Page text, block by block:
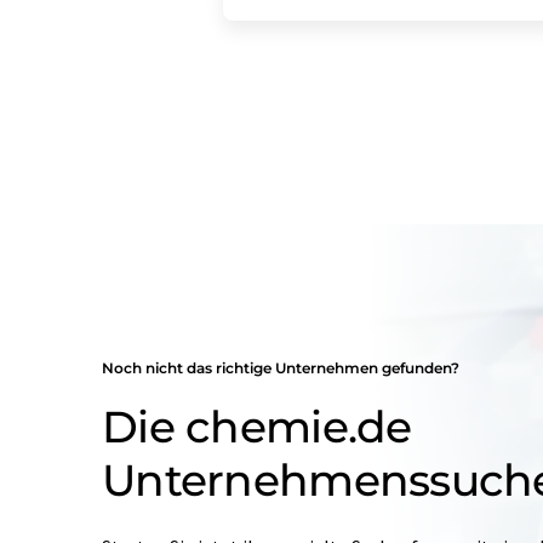
Noch nicht das richtige Unternehmen gefunden?
Die chemie.de